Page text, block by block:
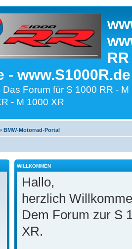
-
Forum für S 1000 RR -
- M 1000 XR
BMW-Motorrad-Portal
WILLKOMMEN
Hallo,
herzlich
Dem Forum zur S
XR.